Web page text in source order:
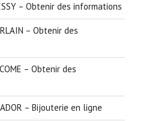
– Obtenir des informations
– Obtenir des
– Obtenir des
– Bijouterie en ligne